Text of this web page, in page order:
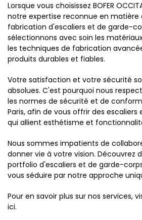
Lorsque vous choisissez BOFER
notre expertise reconnue en matière
fabrication d'escaliers et de garde-
sélectionnons avec soin les
les techniques de fabrication
produits durables et fiables.
Votre satisfaction et votre sécurité
absolues. C'est pourquoi nous
les normes de sécurité et de
Paris, afin de vous offrir des
qui allient esthétisme et
Nous sommes impatients de
donner vie à votre vision. Découvrez
portfolio d'escaliers et de garde-
vous séduire par notre approche
Pour en savoir plus sur nos services,
ici.